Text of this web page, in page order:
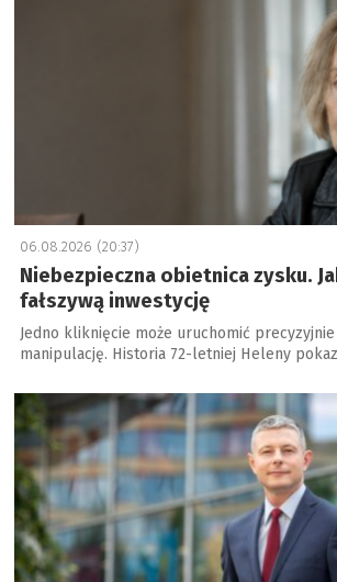
06.08.2026 (20:37)
Niebezpieczna obietnica zysku.
fałszywą inwestycję
Jedno kliknięcie może uruchomić
manipulację. Historia 72-letniej Heleny
a